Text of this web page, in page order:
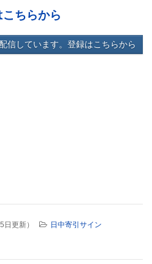
ちらから
信しています。登録はこちらから
日更新）
日中寄引サイン